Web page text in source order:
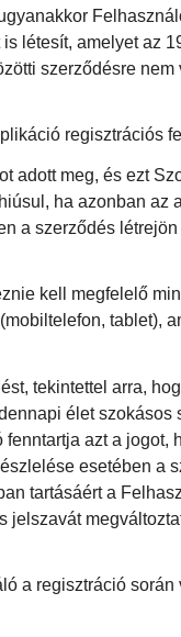
létesít, amelyet az
szerződésre nem
regisztrációs
adott meg, és ezt
ha azonban az
a szerződés
kell megfelelő
tablet),
tekintettel arra,
élet szokásos
fenntartja azt a jogot,
esetében a
tartásáért a
jelszavát
a regisztráció